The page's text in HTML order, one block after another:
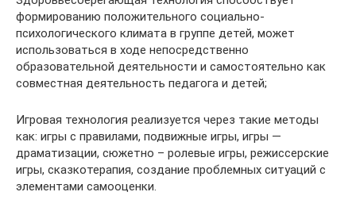
формированию положительного социально-
психологического климата в группе детей, может
использоваться в ходе непосредственно
образовательной деятельности и самостоятельно как
совместная деятельность педагога и детей;
Игровая технология реализуется через такие методы
как: игры с правилами, подвижные игры, игры —
драматизации, сюжетно – ролевые игры, режиссерские
игры, сказкотерапия, создание проблемных ситуаций с
элементами самооценки.